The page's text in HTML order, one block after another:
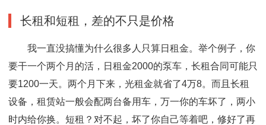
长租和短租，差的不只是价格
我一直没搞懂为什么很多人只算日租金。举个例子，你
要干一个两个月的活，日租金2000的泵车，长租合同可能只
要1200一天。两个月下来，光租金就省了4万8。而且长租
设备，租赁站一般会配两台备用车，万一你的车坏了，两小
时内给你换。短租？对不起，坏了你自己等着吧，修好了再